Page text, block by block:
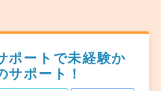
ポートで未経験か
ポート！